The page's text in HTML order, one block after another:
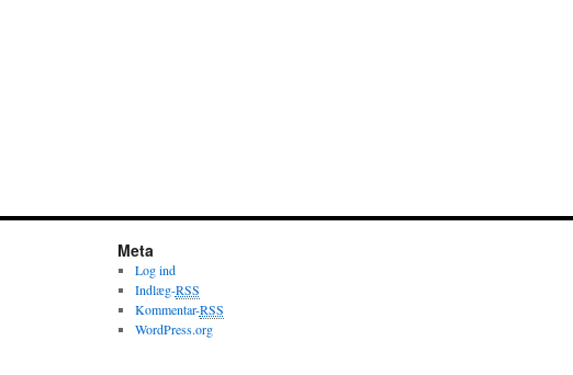
Meta
Log ind
Indlæg-RSS
Kommentar-RSS
WordPress.org